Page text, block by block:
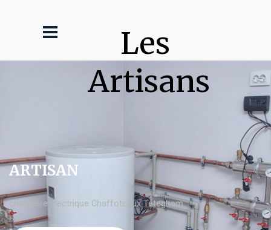
Les
Artisans
ARTISAN
chaudière électrique Chaffoteaux Téteghem